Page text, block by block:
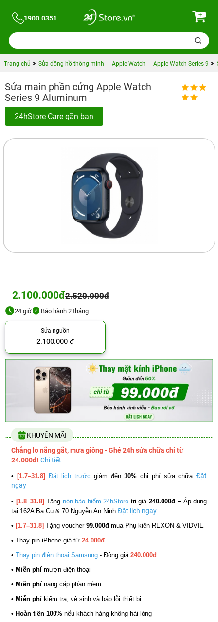
1900.0351
Trang chủ Sửa đồng hồ thông minh Apple Watch Apple Watch Series 9
Sửa main phần cứng Apple Watch
Series 9 Aluminum
24hStore Care gần bạn
2.100.000đ2.520.000đ
24 giờ Bảo hành 2 tháng
Sửa nguồn
2.100.000 đ
KHUYẾN MÃI
Chẳng lo nắng gắt, mưa giông - Ghé 24h sửa chữa chỉ từ
24.000đ! Chi tiết
• [1.7–31.8] Đặt lịch trước giảm đến10% chi phí sửa chữa Đặt
ngay
• [1.8–31.8] Tặng nón bảo hiểm 24hStore trị giá 240.000đ – Áp dụng
tại 162A Ba Cu & 70 Nguyễn An Ninh Đặt lịch ngay
• [1.7–31.8] Tặng voucher 99.000đ mua Phụ kiện REXON & VIDVIE
• Thay pin iPhone giá từ 24.000đ
• Thay pin điện thoại Samsung - Đồng giá 240.000đ
• Miễn phí mượn điện thoại
• Miễn phí nâng cấp phần mềm
• Miễn phí kiểm tra, vệ sinh và báo lỗi thiết bị
• Hoàn tiền 100% nếu khách hàng không hài lòng